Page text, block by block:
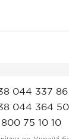
044 337
044 364
75 10 10